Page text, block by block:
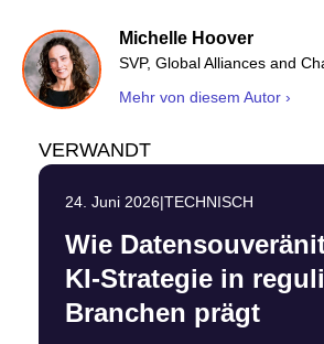
Michelle Hoover
SVP, Global Alliances and
Mehr von diesem Autor ›
VERWANDT
24. Juni 2026|TECHNISCH
Wie
KI-Strategie in
Branchen prägt